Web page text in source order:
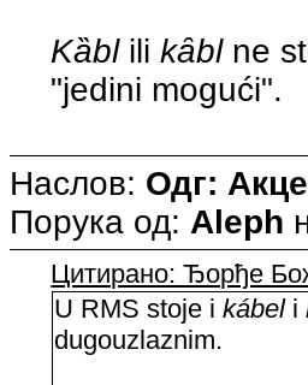
Kȁblilikȃblne
"jedini mogući".
Наслов: Одг:
Порука од: Aleph
Цитирано: Ђорђе
U RMS stoje ikábeli
dugouzlaznim.